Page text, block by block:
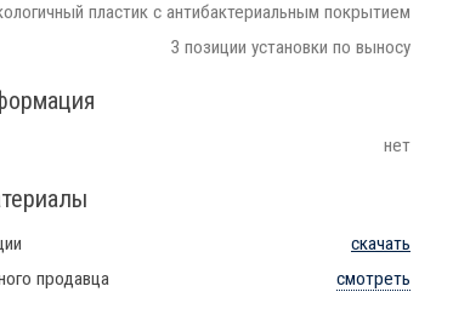
пластик с антибактериальным покрытием
3 позиции установки по выносу
нет
скачать
продавца
смотреть